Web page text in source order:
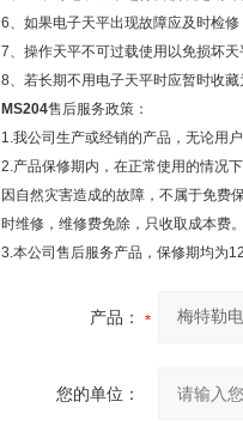
6、如果电子天平出现故障应及时检修
7、操作天平不可过载使用以免损坏天
8、若长期不用电子天平时应暂时收藏
MS204售后服务政策：
1.我公司生产或经销的产品，无论用
2.产品保修期内，在正常使用的情况
因自然灾害造成的故障，不属于免费
时维修，维修费免除，只收取成本费
3.本公司售后服务产品，保修期均为
产品：
您的单位：